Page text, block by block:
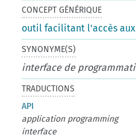
CONCEPT GÉNÉRIQUE
outil facilitant l'accès
SYNONYME(S)
interface de
TRADUCTIONS
API
application programming
interface